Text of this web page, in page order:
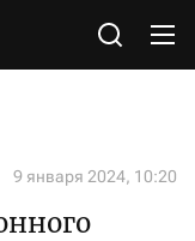
9 января 2024, 10:20